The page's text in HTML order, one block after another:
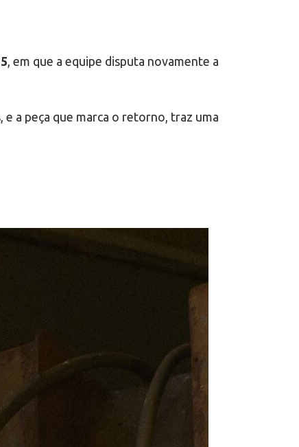
, em que a equipe disputa novamente a
a peça que marca o retorno, traz uma